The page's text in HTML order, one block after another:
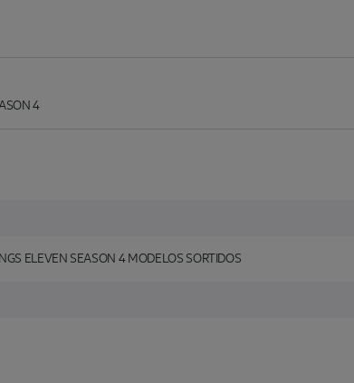
4
ELEVEN SEASON 4 MODELOS SORTIDOS